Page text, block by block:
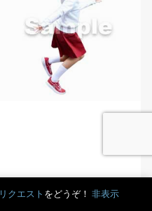
リクエスト をどうぞ！ 非表示